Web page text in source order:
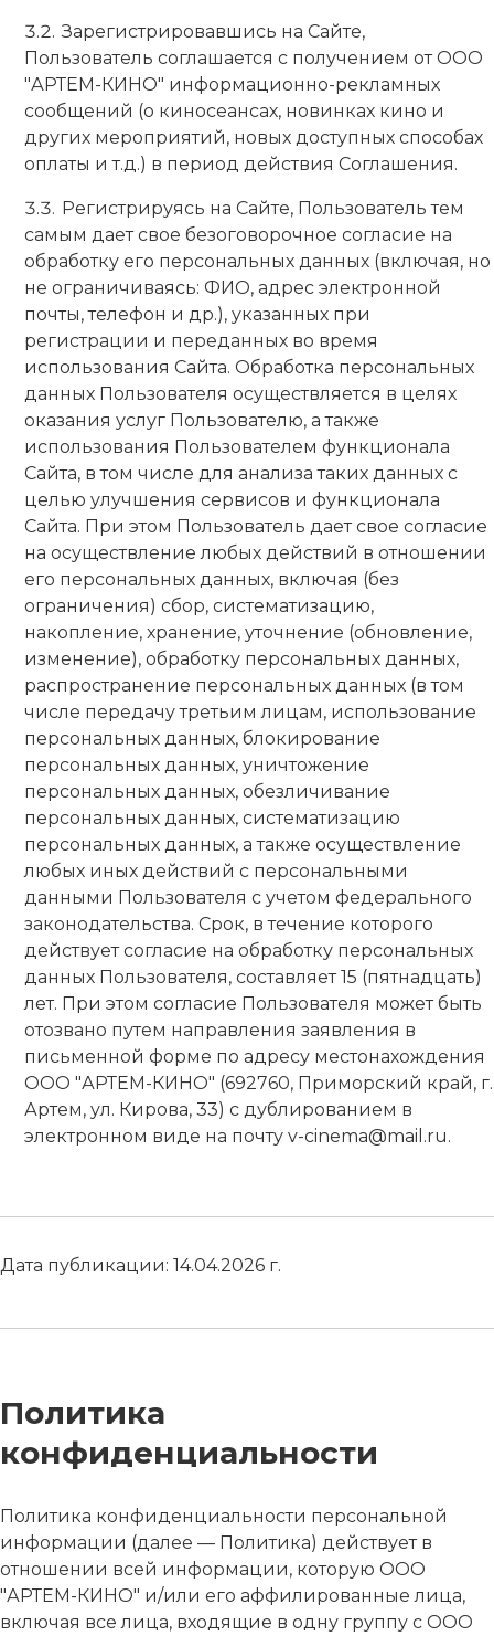
Зарегистрировавшись на Сайте,
Пользователь соглашается с получением от ООО
"АРТЕМ-КИНО" информационно-рекламных
сообщений (о киносеансах, новинках кино и
других мероприятий, новых доступных способах
оплаты и т.д.) в период действия Соглашения.
Регистрируясь на Сайте, Пользователь тем
самым дает свое безоговорочное согласие на
обработку его персональных данных (включая, но
не ограничиваясь: ФИО, адрес электронной
почты, телефон и др.), указанных при
регистрации и переданных во время
использования Сайта. Обработка персональных
данных Пользователя осуществляется в целях
оказания услуг Пользователю, а также
использования Пользователем функционала
Сайта, в том числе для анализа таких данных с
целью улучшения сервисов и функционала
Сайта. При этом Пользователь дает свое согласие
на осуществление любых действий в отношении
его персональных данных, включая (без
ограничения) сбор, систематизацию,
накопление, хранение, уточнение (обновление,
изменение), обработку персональных данных,
распространение персональных данных (в том
числе передачу третьим лицам, использование
персональных данных, блокирование
персональных данных, уничтожение
персональных данных, обезличивание
персональных данных, систематизацию
персональных данных, а также осуществление
любых иных действий с персональными
данными Пользователя с учетом федерального
законодательства. Срок, в течение которого
действует согласие на обработку персональных
данных Пользователя, составляет 15 (пятнадцать)
лет. При этом согласие Пользователя может быть
отозвано путем направления заявления в
письменной форме по адресу местонахождения
ООО "АРТЕМ-КИНО" (692760, Приморский край, г.
Артем, ул. Кирова, 33) с дублированием в
электронном виде на почту v-cinema@mail.ru.
Дата публикации: 14.04.2026 г.
Политика
конфиденциальности
Политика конфиденциальности персональной
информации (далее — Политика) действует в
отношении всей информации, которую ООО
"АРТЕМ-КИНО" и/или его аффилированные лица,
включая все лица, входящие в одну группу с ООО